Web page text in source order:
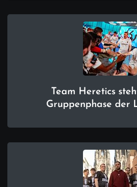
Team Heretics
Gruppenphase der